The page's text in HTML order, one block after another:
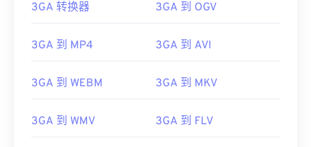
00 00 00
00 00 00
3GA 转换器 3GA 到 OGV
3GA 到 MP4 3GA 到 AVI
3GA 到 WEBM 3GA 到 MKV
3GA 到 WMV 3GA 到 FLV